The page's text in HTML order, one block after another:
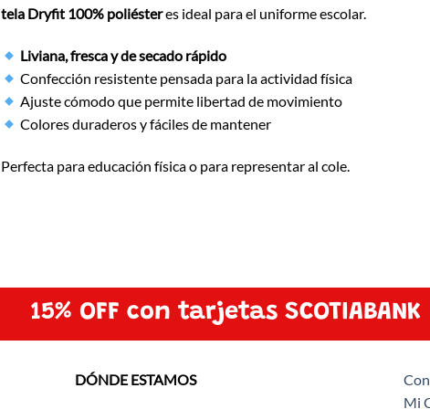
tela Dryfit 100% poliésteres ideal para el uniforme escolar.
Liviana, fresca y de secado rápido
Confección resistente pensada para la actividad física
Ajuste cómodo que permite libertad de movimiento
Colores duraderos y fáciles de mantener
Perfecta para educación física o para representar al cole.
15% OFF con tarjetas SCOTIABANK
DÓNDE ESTAMOS
Mi